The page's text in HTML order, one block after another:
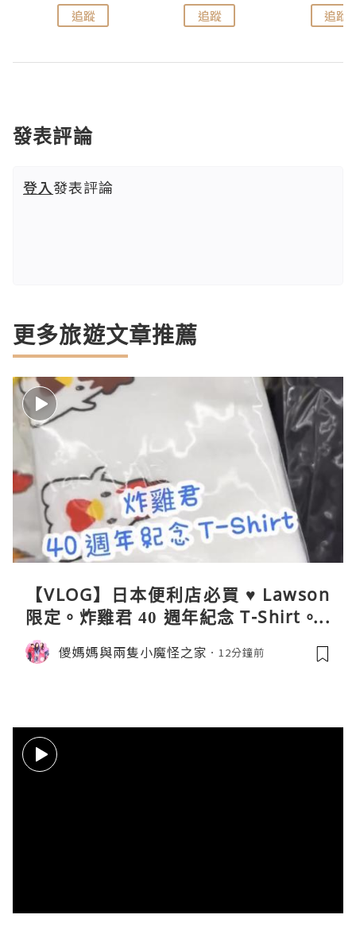
追蹤 追蹤 追蹤
發表評論
登入發表評論
更多旅遊文章推薦
【VLOG】日本便利店必買 ♥ Lawson
限定。炸雞君 40 週年紀念 T-Shirt。C
oleman 聯乘晴雨兩用自動開合折疊
傘。與 Calbee / 湖池屋共同開發製作
儍媽媽與兩隻小魔怪之家 12分鐘前